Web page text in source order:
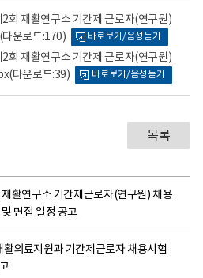
회 재활연구소 기간제 근로자(연구원)
(다운로드:170) 바로보기/음성듣기
회 재활연구소 기간제 근로자(연구원)
(다운로드:39) 바로보기/음성듣기
목록
활연구소 기간제근로자(연구원) 채용
면접 일정 공고
의료지원과 기간제근로자 채용시험